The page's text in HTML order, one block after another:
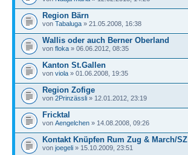
Region Bärn
von Tabaluga » 21.05.2008, 16:38
Wallis oder auch Berner Oberland
von floka » 06.06.2012, 08:35
Kanton St.Gallen
von viola » 01.06.2008, 19:35
Region Zofige
von 2Prinzässli » 12.01.2012, 23:19
Fricktal
von Aengelchen » 14.08.2008, 09:26
Kontakt Knüpfen Rum Zug & March/SZ
von joegeli » 15.10.2009, 23:51